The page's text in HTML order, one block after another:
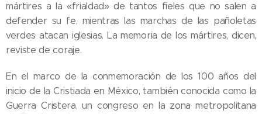
mártires a la «frialdad» de tantos fieles que no salen a
defender su fe, mientras las marchas de las pañoletas
verdes atacan iglesias. La memoria de los mártires, dicen,
reviste de coraje.
En el marco de la conmemoración de los 100 años del
inicio de la Cristiada en México, también conocida como la
Guerra Cristera, un congreso en la zona metropolitana